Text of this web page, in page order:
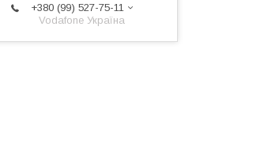
+380 (99) 527-75-11
Vodafone Україна